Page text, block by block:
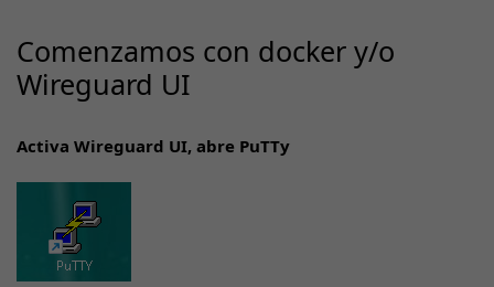
Comenzamos con docker y/o
Wireguard UI
Activa Wireguard UI, abre PuTTy